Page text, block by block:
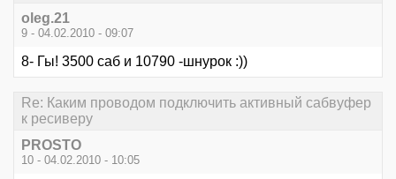
oleg.21
9 - 04.02.2010 - 09:07
8- Гы! 3500 саб и 10790 -шнурок :))
Re: Каким проводом подключить активный сабвуфер
к ресиверу
PROSTO
10 - 04.02.2010 - 10:05